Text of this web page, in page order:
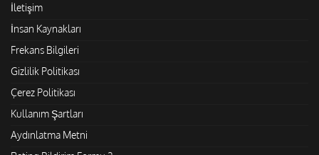
İletişim
İnsan Kaynakları
Frekans Bilgileri
Gizlilik Politikası
Çerez Politikası
Kullanım Şartları
Aydınlatma Metni